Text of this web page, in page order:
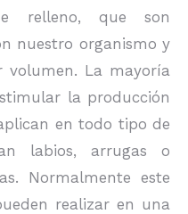
relleno, que son
nuestro organismo y
volumen. La mayoría
la producción
en todo tipo de
labios, arrugas o
Normalmente este
realizar en una